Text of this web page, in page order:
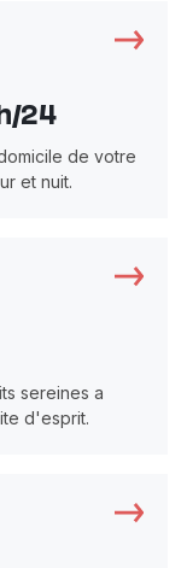
24
de votre
et nuit.
sereines a
d'esprit.